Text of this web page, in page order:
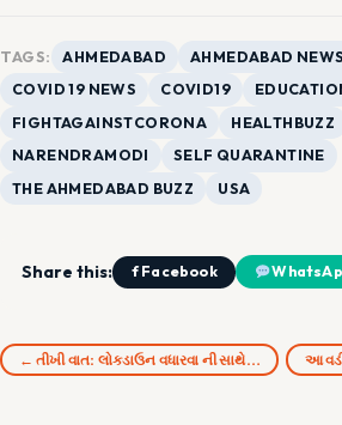
TAGS: AHMEDABAD AHMEDABAD NEWS
COVID 19 NEWS
COVID19
FIGHTAGAINSTCORONA
HEALTHBUZZ
NARENDRAMODI
SELF QUARANTINE
THE AHMEDABAD BUZZ
USA
Share this: f Facebook
← તીખી વાત: લોકડાઉન વધારવા ની સાથે… આ